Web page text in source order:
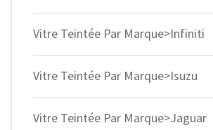
Vitre Teintée Par Marque>Infiniti
Vitre Teintée Par Marque>Isuzu
Vitre Teintée Par Marque>Jaguar